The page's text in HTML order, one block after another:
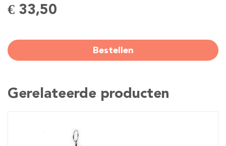
€ 33,50
Bestellen
Gerelateerde producten